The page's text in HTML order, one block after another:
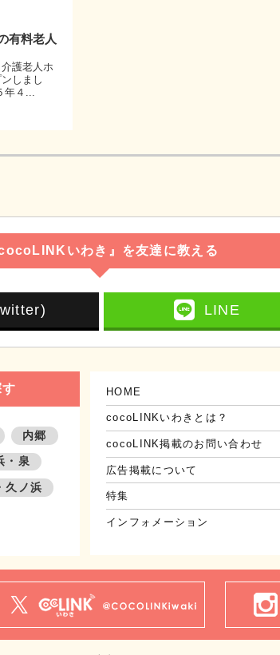
有料老人
護老人ホ
しまし
年４...
cocoLINKいわき』を友達に教える
LINE
内郷
・泉
久ノ浜
HOME
cocoLINKいわきとは？
cocoLINK掲載のお問い合わせ
広告掲載について
特集
インフォメーション